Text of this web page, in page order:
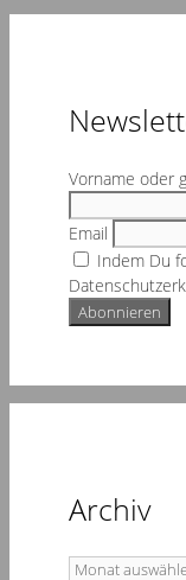
Vorname oder
Email
Indem Du
Archiv
Archiv